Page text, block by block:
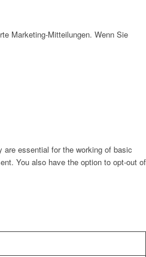
Marketing-Mitteilungen. Wenn Sie
essential for the working of basic
You also have the option to opt-out of